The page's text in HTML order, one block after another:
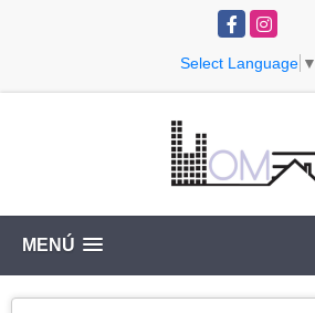
FacebookInstagram
Select Language ▼
MENÚ